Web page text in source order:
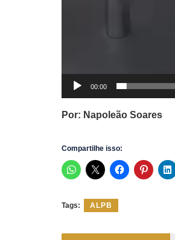
00:00
Por: Napoleão Soares
Compartilhe isso:
Tags: ALPB